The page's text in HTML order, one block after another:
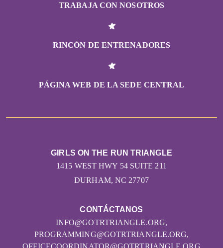
TRABAJA CON NOSOTROS
RINCÓN DE ENTRENADORES
PÁGINA WEB DE LA SEDE CENTRAL
CONTÁCTANOS
INFO@GOTRTRIANGLE.ORG,
PROGRAMMING@GOTRTRIANGLE.ORG,
GIRLS ON THE RUN TRIANGLE
1415 WEST HWY 54 SUITE 211
DURHAM, NC 27707